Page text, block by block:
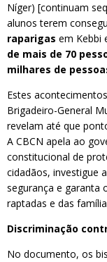
Níger) [continuam
alunos terem
raparigas em Kebbi
de mais de 70
milhares de
Estes
Brigadeiro-General
revelam até que
A CBCN apela ao
constitucional de
cidadãos, investigue
segurança e garanta
raptadas e das
Discriminação
No documento, os